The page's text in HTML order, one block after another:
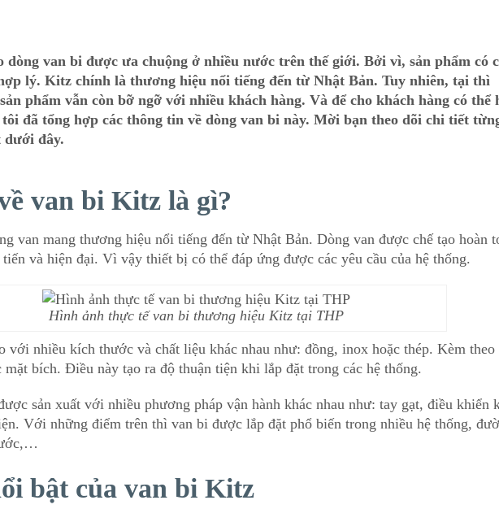
dòng van bi được ưa chuộng ở nhiều nước trên thế giới. Bởi vì, sản phẩm có
lý. Kitz chính là thương hiệu nổi tiếng đến từ Nhật Bản. Tuy nhiên, tại thì
phẩm vẫn còn bỡ ngỡ với nhiều khách hàng. Và để cho khách hàng có thể
đã tổng hợp các thông tin về dòng van bi này. Mời bạn theo dõi chi tiết
dưới đây.
van bi Kitz là gì?
van mang thương hiệu nổi tiếng đến từ Nhật Bản. Dòng van được chế tạo hoàn
và hiện đại. Vì vậy thiết bị có thể đáp ứng được các yêu cầu của hệ thống.
Hình ảnh thực tế van bi thương hiệu Kitz tại THP
với nhiều kích thước và chất liệu khác nhau như: đồng, inox hoặc thép. Kèm theo
mặt bích. Điều này tạo ra độ thuận tiện khi lắp đặt trong các hệ thống.
sản xuất với nhiều phương pháp vận hành khác nhau như: tay gạt, điều khiển
Với những điểm trên thì van bi được lắp đặt phổ biến trong nhiều hệ thống,
bật của van bi Kitz